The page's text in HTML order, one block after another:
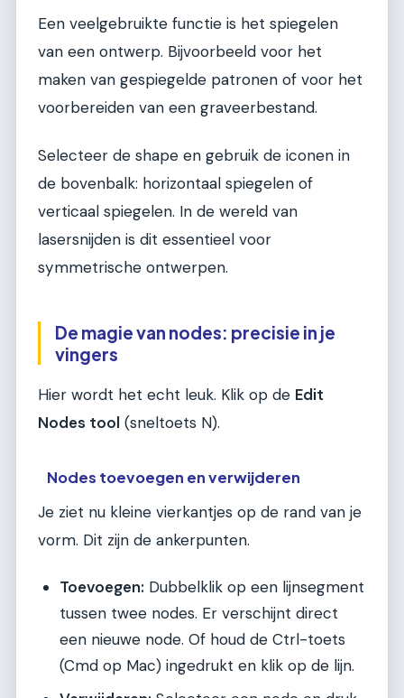
Een veelgebruikte functie is het spiegelen
van een ontwerp. Bijvoorbeeld voor het
maken van gespiegelde patronen of voor het
voorbereiden van een graveerbestand.
Selecteer de shape en gebruik de iconen in
de bovenbalk: horizontaal spiegelen of
verticaal spiegelen. In de wereld van
lasersnijden is dit essentieel voor
symmetrische ontwerpen.
De magie van nodes: precisie in je
vingers
Hier wordt het echt leuk. Klik op de Edit
Nodes tool (sneltoets N).
Nodes toevoegen en verwijderen
Je ziet nu kleine vierkantjes op de rand van je
vorm. Dit zijn de ankerpunten.
Toevoegen: Dubbelklik op een lijnsegment
tussen twee nodes. Er verschijnt direct
een nieuwe node. Of houd de Ctrl-toets
(Cmd op Mac) ingedrukt en klik op de lijn.